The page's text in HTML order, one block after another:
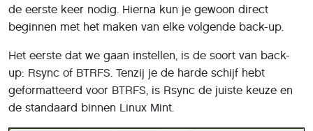
de eerste keer nodig. Hierna kun je gewoon direct
beginnen met het maken van elke volgende back-up.
Het eerste dat we gaan instellen, is ​​de soort van back-
up: Rsync of BTRFS. Tenzij je de harde schijf hebt
geformatteerd voor BTRFS, is Rsync de juiste keuze en
de standaard binnen Linux Mint.